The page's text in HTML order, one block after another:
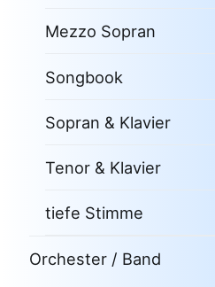
Mezzo Sopran
Songbook
Sopran & Klavier
Tenor & Klavier
tiefe Stimme
Orchester / Band